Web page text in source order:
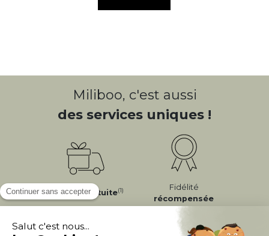
Miliboo, c'est aussi
des services uniques !
LivraisonGratuite(1)
Fidélité
récompensée